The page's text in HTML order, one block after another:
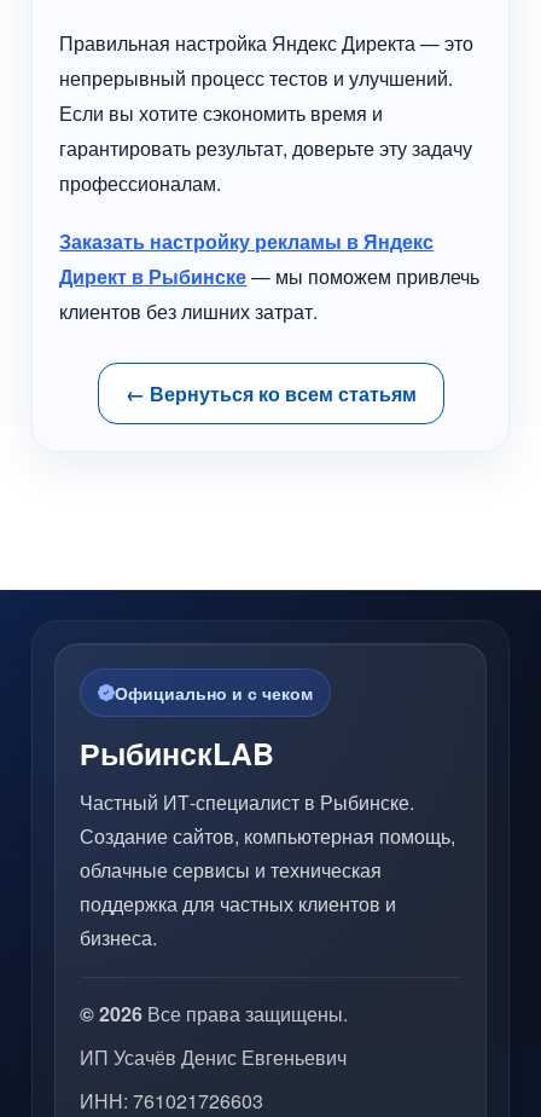
Правильная настройка Яндекс Директа — это
непрерывный процесс тестов и улучшений.
Если вы хотите сэкономить время и
гарантировать результат, доверьте эту задачу
профессионалам.
Заказать настройку рекламы в Яндекс
Директ в Рыбинске— мы поможем привлечь
клиентов без лишних затрат.
← Вернуться ко всем статьям
Официально и с чеком
РыбинскLAB
Частный ИТ-специалист в Рыбинске.
Создание сайтов, компьютерная помощь,
облачные сервисы и техническая
поддержка для частных клиентов и
бизнеса.
© 2026 Все права защищены.
ИП Усачёв Денис Евгеньевич
ИНН: 761021726603